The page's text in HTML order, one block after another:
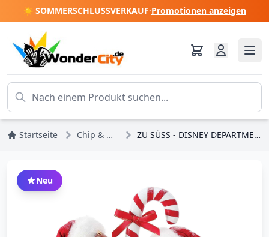
☀️ SOMMERSCHLUSSVERKAUF·Promotionen anzeigen
Startseite Chip & Dale ZU SÜSS - DISNEY DEPARTMENT 56
Neu